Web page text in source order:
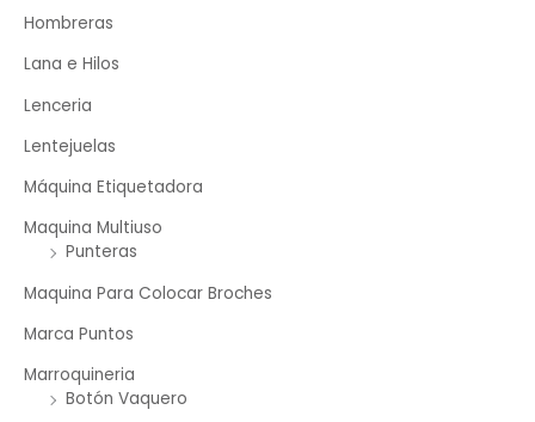
Hombreras
Lana e Hilos
Lenceria
Lentejuelas
Máquina Etiquetadora
Maquina Multiuso
Punteras
Maquina Para Colocar Broches
Marca Puntos
Marroquineria
Botón Vaquero